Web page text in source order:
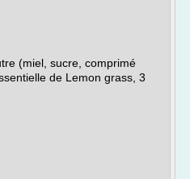
(miel, sucre, comprimé
de Lemon grass, 3